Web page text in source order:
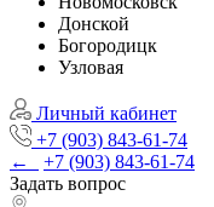
Донской
Богородицк
Узловая
Личный кабинет
+7 (903) 843-61-74
←
+7 (903) 843-61-74
Задать вопрос